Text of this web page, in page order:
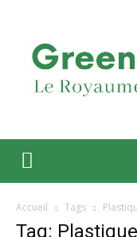
Accueil Tags
Tag: Plastique